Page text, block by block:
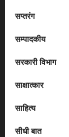
सप्तरंग
सम्पादकीय
सरकारी विभाग
साक्षात्कार
साहित्य
सीधी बात